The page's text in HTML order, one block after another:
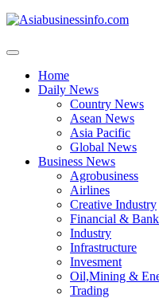
Home
Daily News
Country News
Asean News
Asia Pacific
Global News
Business News
Agrobusiness
Airlines
Creative Industry
Financial &
Industry
Infrastructure
Invesment
Oil,Mining &
Trading